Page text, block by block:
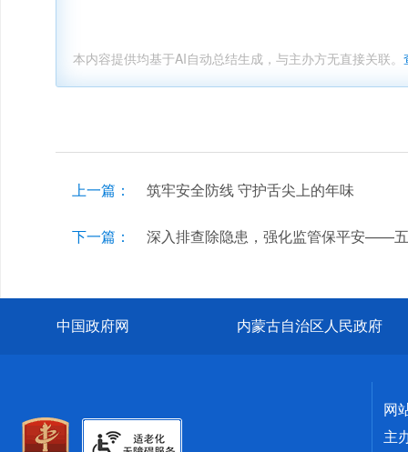
本内容提供均基于AI自动总结生成，与主办方无直接关联。
上一篇： 筑牢安全防线 守护舌尖上的年味
下一篇： 深入排查除隐患，强化监管保平安——
中国政府网 内蒙古自治区人民政府
网
主